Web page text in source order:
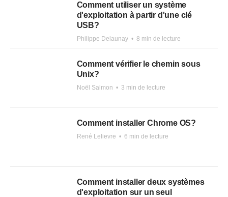
Comment utiliser un système
d'exploitation à partir d'une clé
USB?
Philippe Delaunay • 8 min de lecture
Comment vérifier le chemin sous
Unix?
Noël Salmon • 3 min de lecture
Comment installer Chrome OS?
René Lelievre • 6 min de lecture
Comment installer deux systèmes
d'exploitation sur un seul